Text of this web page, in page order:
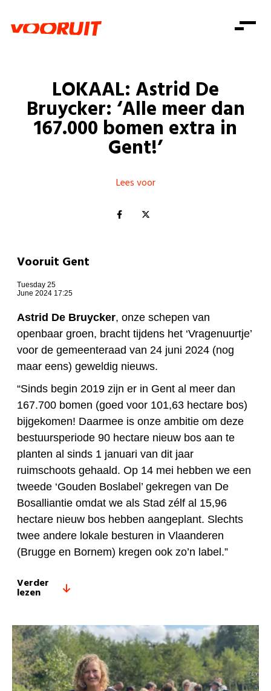
Zorg
Gelijke kansen
Welzijn
Kinderen en jongeren
Onze mensen
Standpunten
Vacatures
Doe mee
Doe mee
Word lid
Shop
Zoeken
Login
Login
LOKAAL: Astrid De
Bruycker: ‘Alle meer dan
167.000 bomen extra in
Gent!’
Lees voor
Vooruit Gent
Tuesday 25
June 2024 17:25
Astrid De Bruycker, onze schepen van
openbaar groen, bracht tijdens het ‘Vragenuurtje’
voor de gemeenteraad van 24 juni 2024 (nog
maar eens) geweldig nieuws.
“Sinds begin 2019 zijn er in Gent al meer dan
167.700 bomen (goed voor 101,63 hectare bos)
bijgekomen! Daarmee is onze ambitie om deze
bestuursperiode 90 hectare nieuw bos aan te
planten al sinds 1 januari van dit jaar
ruimschoots gehaald. Op 14 mei hebben we een
tweede ‘Gouden Boslabel’ gekregen van De
Bosalliantie omdat we als Stad zélf al 15,96
hectare nieuw bos hebben aangeplant. Slechts
twee andere lokale besturen in Vlaanderen
(Brugge en Bornem) kregen ook zo’n label.”
Verder
lezen